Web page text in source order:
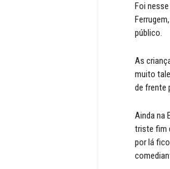
Foi
público.
As
muito
de frente
Ainda na
triste fim
por lá